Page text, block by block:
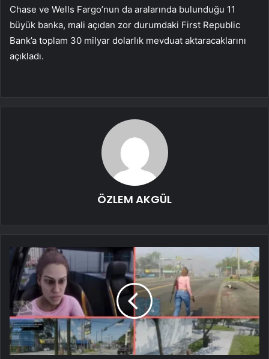
Chase ve Wells Fargo’nun da aralarında bulunduğu 11
büyük banka, mali açıdan zor durumdaki First Republic
Bank’a toplam 30 milyar dolarlık mevduat aktaracaklarını
açıkladı.
ÖZLEM AKGÜL